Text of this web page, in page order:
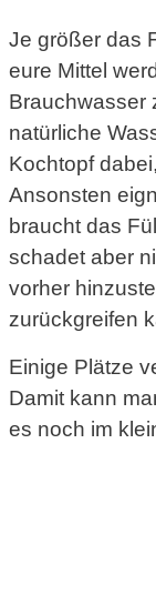
Je größer das
eure Mittel
Brauchwasser
natürliche
Kochtopf
Ansonsten
braucht das
schadet aber
vorher
zurückgreifen
Einige Plätze
Damit kann
es noch im